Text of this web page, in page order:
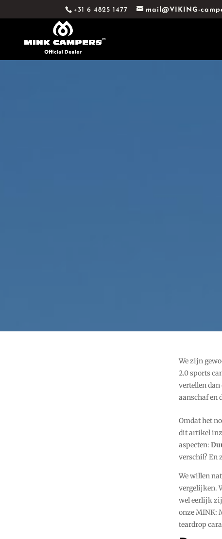
+31 6 4825 1477 mail@VIKING-
We zijn
2.0 sports
vertellen
aanschaf en
Omdat het
dit artikel
aspecten:
verschil? En
We willen
vergelijken.
wel eerlijk
onze MINK:
teardrop